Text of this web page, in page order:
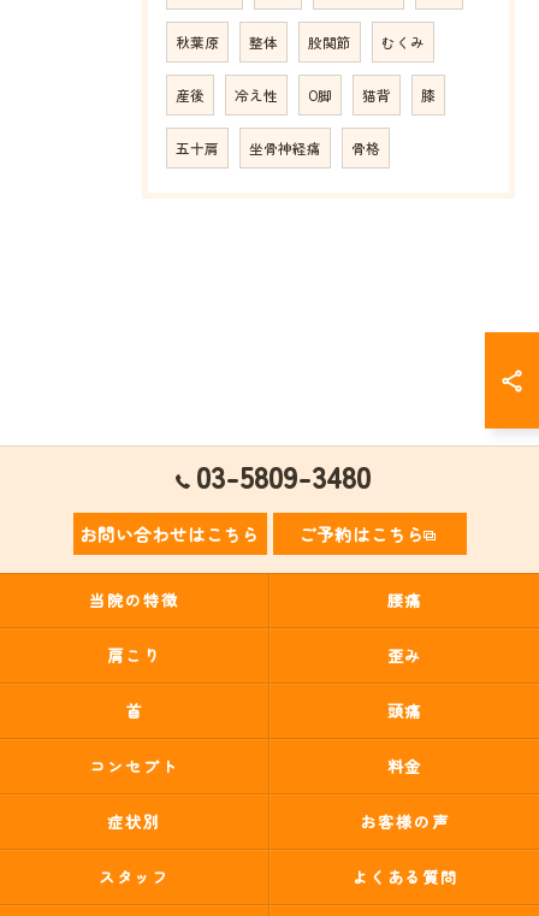
秋葉原 整体 股関節 むくみ
産後 冷え性 O脚 猫背 膝
五十肩 坐骨神経痛 骨格
03-5809-3480
お問い合わせはこちら ご予約はこちら
当院の特徴 腰痛
肩こり 歪み
首 頭痛
コンセプト 料金
症状別 お客様の声
スタッフ よくある質問